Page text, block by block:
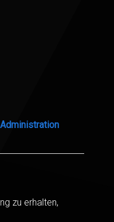
zu erhalten,